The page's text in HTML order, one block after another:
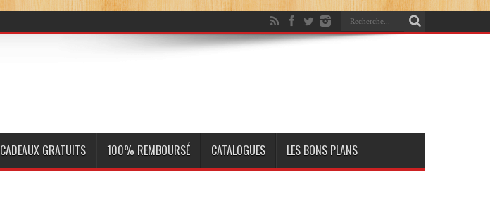
CADEAUX GRATUITS 100% REMBOURSÉ CATALOGUES LES BONS PLANS